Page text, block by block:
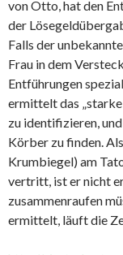
von Otto, hat den
der
Falls der
Frau in dem
Entführungen
ermittelt das „starke
zu identifizieren,
Körber zu finden.
Krumbiegel) am
vertritt, ist er nicht
zusammenraufen
ermittelt, läuft die